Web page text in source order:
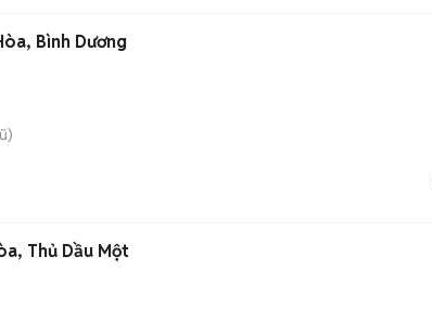
Bình Dương
Thủ Dầu Một